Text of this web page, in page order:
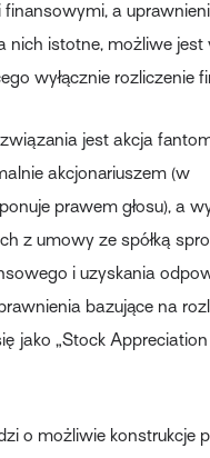
finansowymi, a
nich istotne, możliwe jest
wyłącznie rozliczenie
jest akcja
akcjonariuszem (w
prawem głosu), a
z umowy ze spółką
i uzyskania
bazujące na
jako „Stock Appreciation
o możliwie konstrukcje